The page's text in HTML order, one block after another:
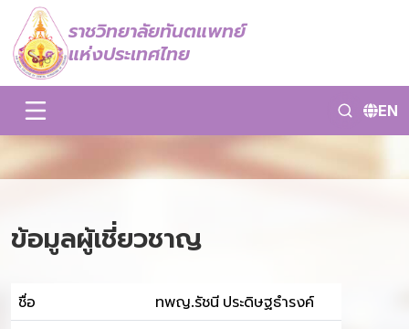
ราชวิทยาลัยทันตแพทย์
แห่งประเทศไทย
EN
ข้อมูลผู้เชี่ยวชาญ
ชื่อ ทพญ.รัชนี ประดิษฐธำรงค์